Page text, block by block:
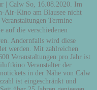
| Calw So, 16.08.2020. Im
Air-Kino am Blausee nicht
Termine
auf die verschiedenen
Andernfalls wird diese
werden. Mit zahlreichen
Veranstaltungen pro Jahr ist
Veranstalter der
in der Nähe von Calw
ist eingeschränkt und